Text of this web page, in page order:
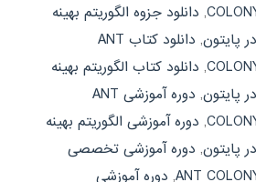
, دانلود جزوه الگوریتم بهینه
پایتون,
دانلود کتاب ANT
, دانلود کتاب الگوریتم بهینه
پایتون,
دوره آموزشی ANT
, دوره آموزشی الگوریتم بهینه
پایتون, دوره آموزشی تخصصی
ANT
, دوره آموزشی